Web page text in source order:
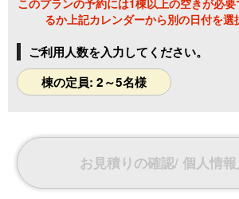
このプランの予約には1棟以上の空きが必要
るか上記カレンダーから別の日付を選
ご利用人数を入力してください。
棟の定員: 2～5名様
お見積りの確認/ 個人情